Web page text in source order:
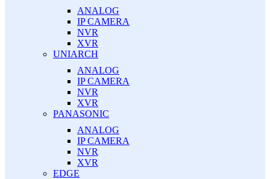
ANALOG
IP CAMERA
NVR
XVR
UNIARCH
ANALOG
IP CAMERA
NVR
XVR
PANASONIC
ANALOG
IP CAMERA
NVR
XVR
EDGE